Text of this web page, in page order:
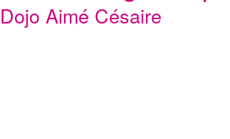
Dojo Aimé Césaire